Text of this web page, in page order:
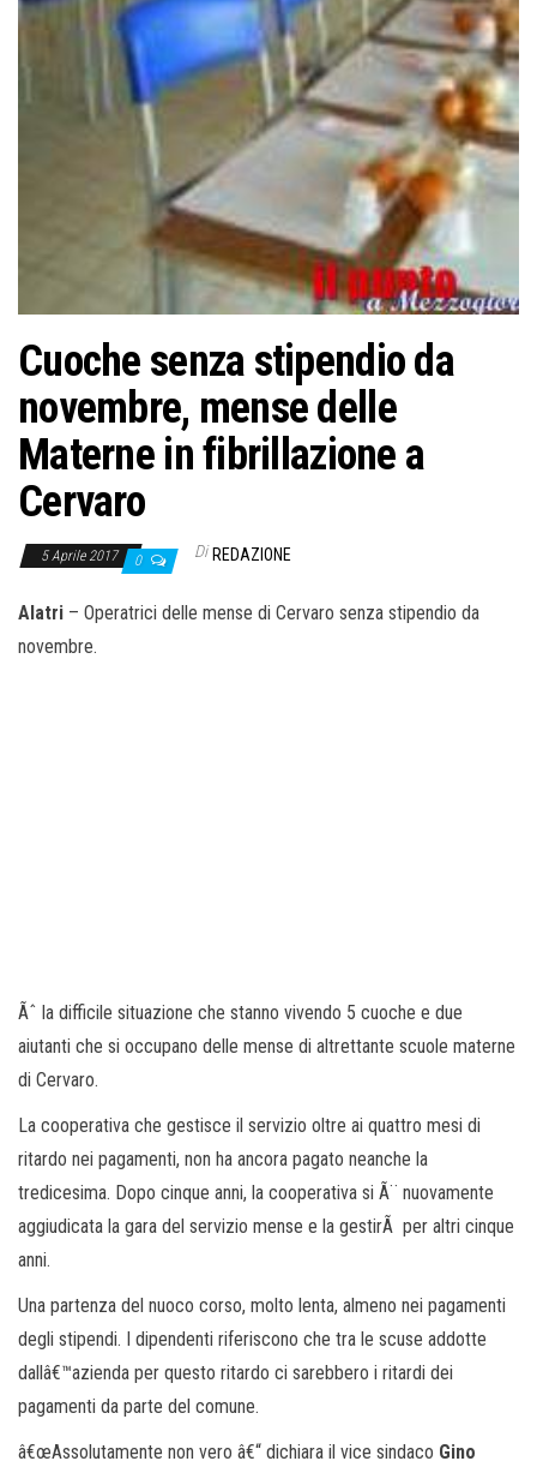
n
e
Cuoche senza stipendio da
novembre, mense delle
Materne in fibrillazione a
Cervaro
5 Aprile 2017 0 Di REDAZIONE
Alatri – Operatrici delle mense di Cervaro senza stipendio da
novembre.
Ãˆ la difficile situazione che stanno vivendo 5 cuoche e due
aiutanti che si occupano delle mense di altrettante scuole materne
di Cervaro.
La cooperativa che gestisce il servizio oltre ai quattro mesi di
ritardo nei pagamenti, non ha ancora pagato neanche la
tredicesima. Dopo cinque anni, la cooperativa si Ã¨ nuovamente
aggiudicata la gara del servizio mense e la gestirÃ per altri cinque
anni.
Una partenza del nuoco corso, molto lenta, almeno nei pagamenti
degli stipendi. I dipendenti riferiscono che tra le scuse addotte
dallâ€™azienda per questo ritardo ci sarebbero i ritardi dei
pagamenti da parte del comune.
â€œAssolutamente non vero â€“ dichiara il vice sindaco Gino